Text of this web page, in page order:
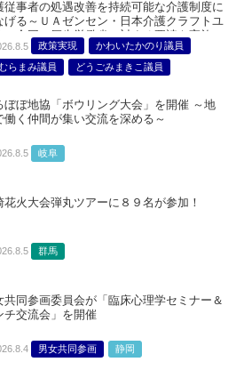
従事者の処遇改善を持続可能な介護制度に
げる～ＵＡゼンセン・日本介護クラフトユ
ン合同で厚生労働省に対する要請を実施～
政策実現
かわいたかのり議員
らまみ議員
どうごみまきこ議員
ぼぼ地協「ボウリング大会」を開催 ～地
働く仲間が集い交流を深める～
岐阜
花火大会弾丸ツアーに８９名が参加！
群馬
共同参画委員会が「臨床心理学セミナー＆
チ交流会」を開催
男女共同参画 静岡